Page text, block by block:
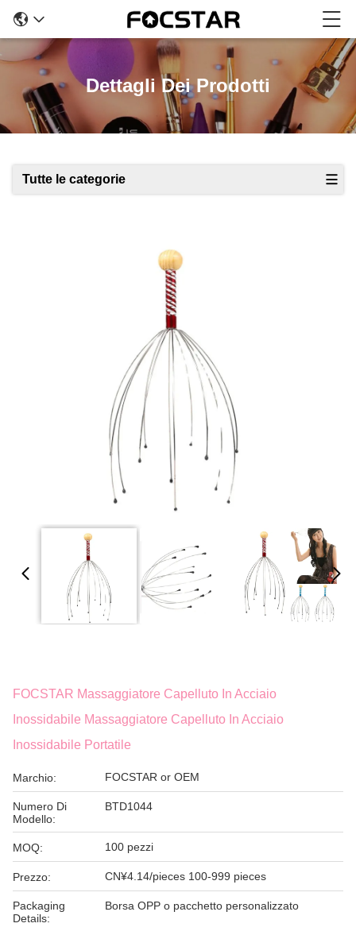
Dettagli Dei Prodotti
Tutte le categorie
FOCSTAR Massaggiatore Capelluto In Acciaio
Inossidabile Massaggiatore Capelluto In Acciaio
Inossidabile Portatile
Marchio: FOCSTAR or OEM
Numero Di
Modello:
BTD1044
MOQ: 100 pezzi
Prezzo: CN¥4.14/pieces 100-999 pieces
Packaging
Details:
Borsa OPP o pacchetto personalizzato